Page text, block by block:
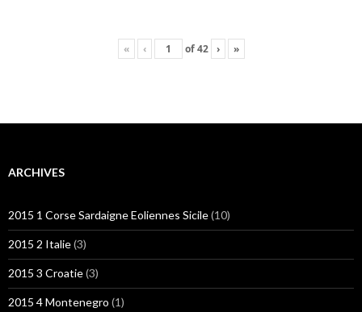
« ‹ of42 › »
ARCHIVES
2015 1 Corse Sardaigne Eoliennes Sicile(10)
2015 2 Italie(3)
2015 3 Croatie(3)
2015 4 Montenegro (1)